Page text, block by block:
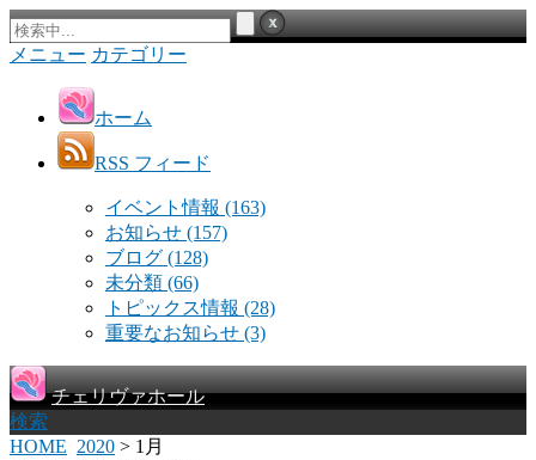
メニュー カテゴリー
ホーム
RSS フィード
イベント情報 (163)
お知らせ (157)
ブログ (128)
未分類 (66)
トピックス情報 (28)
重要なお知らせ (3)
チェリヴァホール
検索
HOME 2020 > 1月